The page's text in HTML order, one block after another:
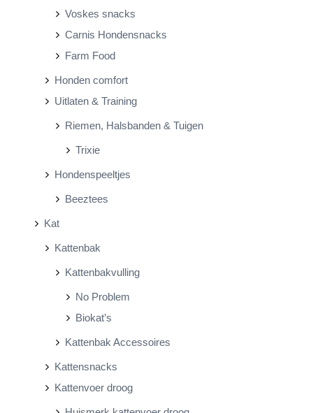
Voskes snacks
Carnis Hondensnacks
Farm Food
Honden comfort
Uitlaten & Training
Riemen, Halsbanden & Tuigen
Trixie
Hondenspeeltjes
Beeztees
Kat
Kattenbak
Kattenbakvulling
No Problem
Biokat’s
Kattenbak Accessoires
Kattensnacks
Kattenvoer droog